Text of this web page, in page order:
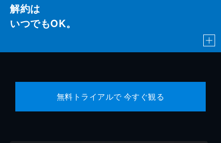
解約は
いつでもOK。
無料トライアルで 今すぐ観る